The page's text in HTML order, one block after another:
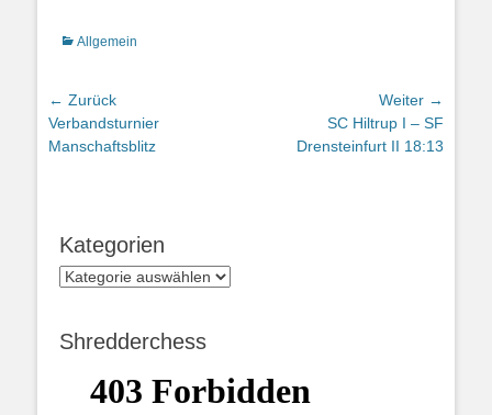
Kategorien
Allgemein
Beitragsnavigation
← Zurück
Vorhergehender
Beitrag:
Verbandsturnier
Manschaftsblitz
Weiter →
Beitrag:
SC Hiltrup I – SF
Drensteinfurt II 18:13
Kategorien
Kategorien
Shredderchess